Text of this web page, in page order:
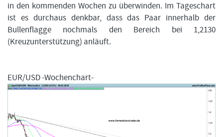
in den kommenden Wochen zu überwinden. Im Tageschart
ist es durchaus denkbar, dass das Paar innerhalb der
Bullenflagge nochmals den Bereich bei 1,2130
(Kreuzunterstützung) anläuft.
EUR/USD -Wochenchart-